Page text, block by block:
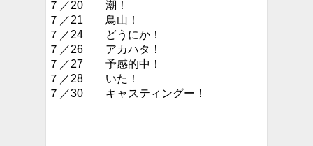
７／20 潮！
７／21 鳥山！
７／24 どうにか！
７／26 アカハタ！
７／27 予感的中！
７／28 いた！
７／30 キャスティングー！